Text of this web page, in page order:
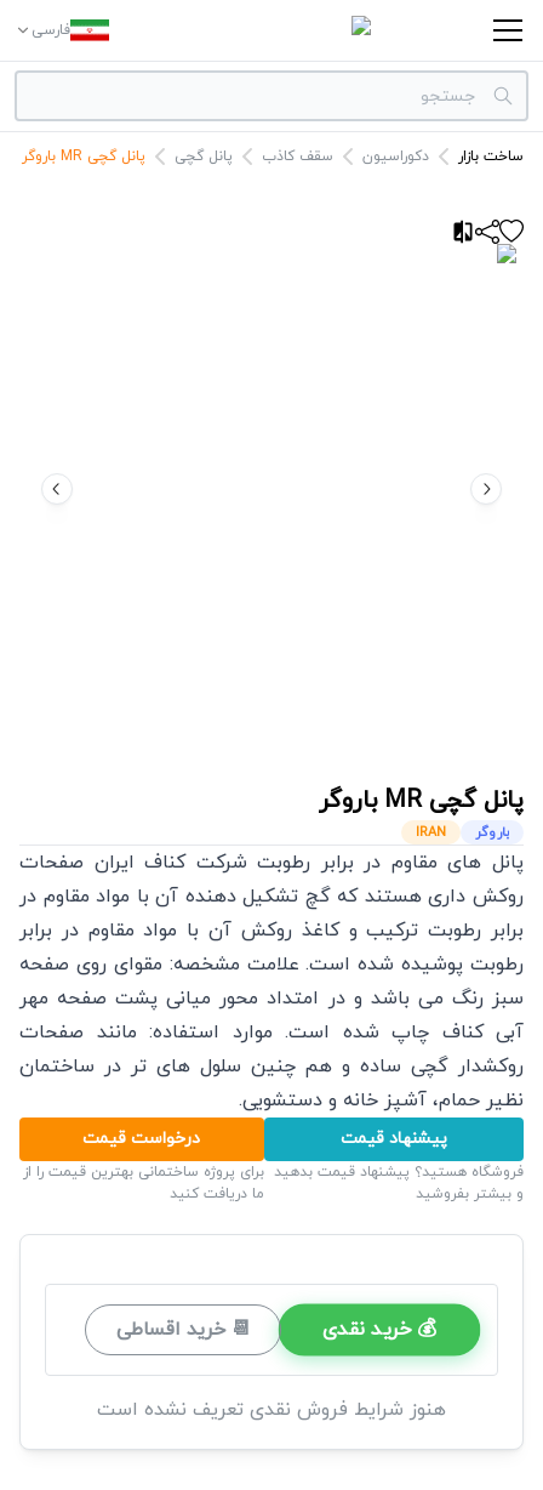
فارسی
دسته بندی‌ها
ساخت بازار دکوراسیون سقف کاذب پانل گچی پانل گچی MR باروگر
پانل گچی MR باروگر
باروگر IRAN
پانل های مقاوم در برابر رطوبت شرکت کناف ایران صفحات
روکش داری هستند که گچ تشکیل دهنده آن با مواد مقاوم در
برابر رطوبت ترکیب و کاغذ روکش آن با مواد مقاوم در برابر
رطوبت پوشیده شده است. علامت مشخصه: مقوای روی صفحه
سبز رنگ می باشد و در امتداد محور میانی پشت صفحه مهر
آبی کناف چاپ شده است. موارد استفاده: مانند صفحات
روکشدار گچی ساده و هم چنین سلول های تر در ساختمان
نظیر حمام، آشپز خانه و دستشویی.
پیشنهاد قیمت
فروشگاه هستید؟ پیشنهاد قیمت بدهید
و بیشتر بفروشید
درخواست قیمت
برای پروژه ساختمانی بهترین قیمت را از
ما دریافت کنید
💰 خرید نقدی 📆 خرید اقساطی
هنوز شرایط فروش نقدی تعریف نشده است